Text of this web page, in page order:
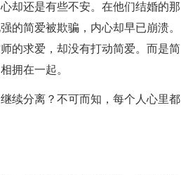
却还是有些不安。在他们结婚的那
的简爱被欺骗，内心却早已崩溃。
的求爱，却没有打动简爱。而是简
拥在一起。
续分离？不可而知，每个人心里都